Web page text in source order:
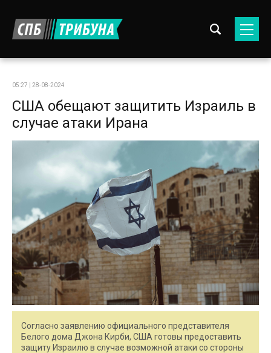
05:27 | 28-08-2024
США обещают защитить Израиль в
случае атаки Ирана
Согласно заявлению официального представителя
Белого дома Джона Кирби, США готовы предоставить
защиту Израилю в случае возможной атаки со стороны